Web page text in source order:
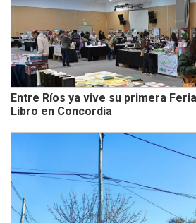
Entre Ríos ya vive su primera
Libro en Concordia